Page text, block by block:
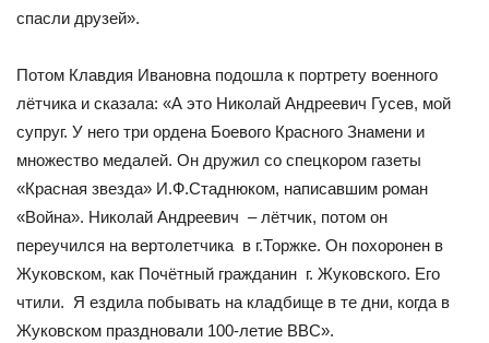
спасли друзей».
Потом Клавдия Ивановна подошла к портрету военного
лётчика и сказала: «А это Николай Андреевич Гусев, мой
супруг. У него три ордена Боевого Красного Знамени и
множество медалей. Он дружил со спецкором газеты
«Красная звезда» И.Ф.Стаднюком, написавшим роман
«Война». Николай Андреевич – лётчик, потом он
переучился на вертолетчика в г.Торжке. Он похоронен в
Жуковском, как Почётный гражданин г. Жуковского. Его
чтили. Я ездила побывать на кладбище в те дни, когда в
Жуковском праздновали 100-летие ВВС».